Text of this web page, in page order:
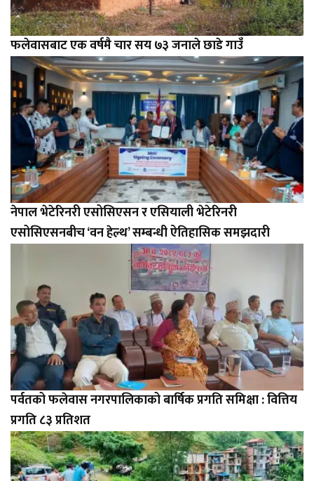
फलेवासबाट एक वर्षमै चार सय ७३ जनाले छाडे गाउँ
नेपाल भेटेरिनरी एसोसिएसन र एसियाली भेटेरिनरी
एसोसिएसनबीच ‘वन हेल्थ’ सम्बन्धी ऐतिहासिक समझदारी
पर्वतको फलेवास नगरपालिकाको बार्षिक प्रगति समिक्षा : वित्तिय
प्रगति ८३ प्रतिशत